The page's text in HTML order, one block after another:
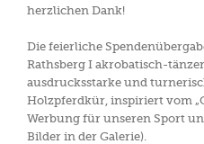
herzlichen Dank!
Die feierliche
Rathsberg I akrobatisch-
ausdrucksstarke und
Holzpferdkür, inspiriert vom
Werbung für unseren Sport
Bilder in der Galerie).